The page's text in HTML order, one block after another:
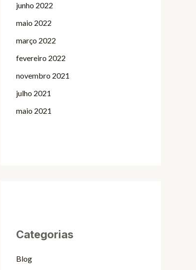
junho 2022
maio 2022
março 2022
fevereiro 2022
novembro 2021
julho 2021
maio 2021
Categorias
Blog